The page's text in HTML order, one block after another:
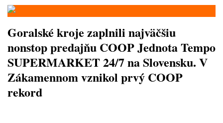
Goralské kroje zaplnili najväčšiu
nonstop predajňu COOP Jednota Tempo
SUPERMARKET 24/7 na Slovensku. V
Zákamennom vznikol prvý COOP
rekord